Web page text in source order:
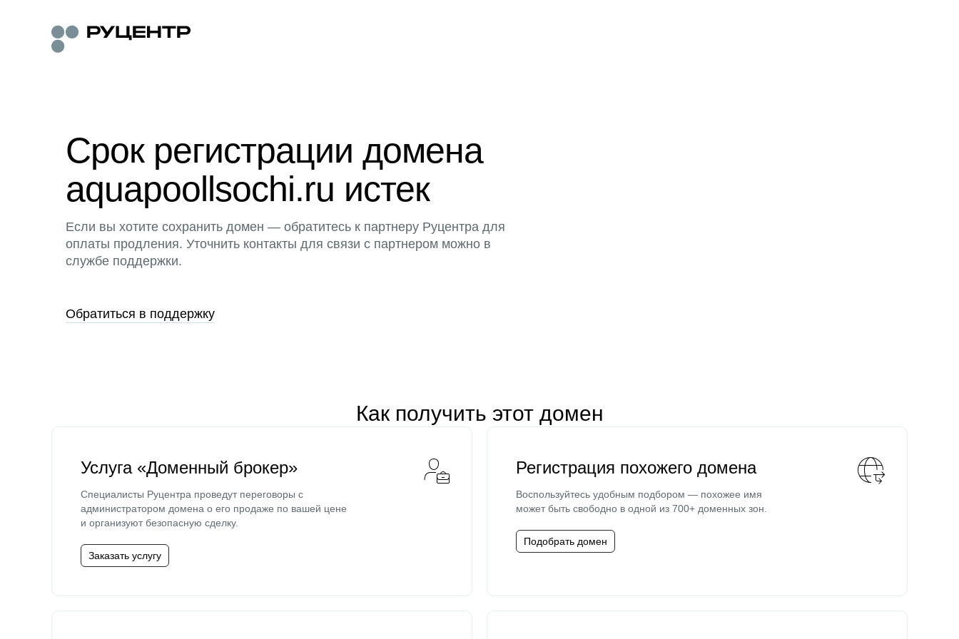
Срок регистрации домена
aquapoollsochi.ru истек
Если вы хотите сохранить домен — обратитесь к партнеру Руцентра для
оплаты продления. Уточнить контакты для связи с партнером можно в
службе поддержки.
Обратиться в поддержку
Как получить этот домен
Услуга «Доменный брокер»
Специалисты Руцентра проведут переговоры с
администратором домена о его продаже по вашей цене
и организуют безопасную сделку.
Заказать услугу
Регистрация похожего домена
Воспользуйтесь удобным подбором — похожее имя
может быть свободно в одной из 700+ доменных зон.
Подобрать домен